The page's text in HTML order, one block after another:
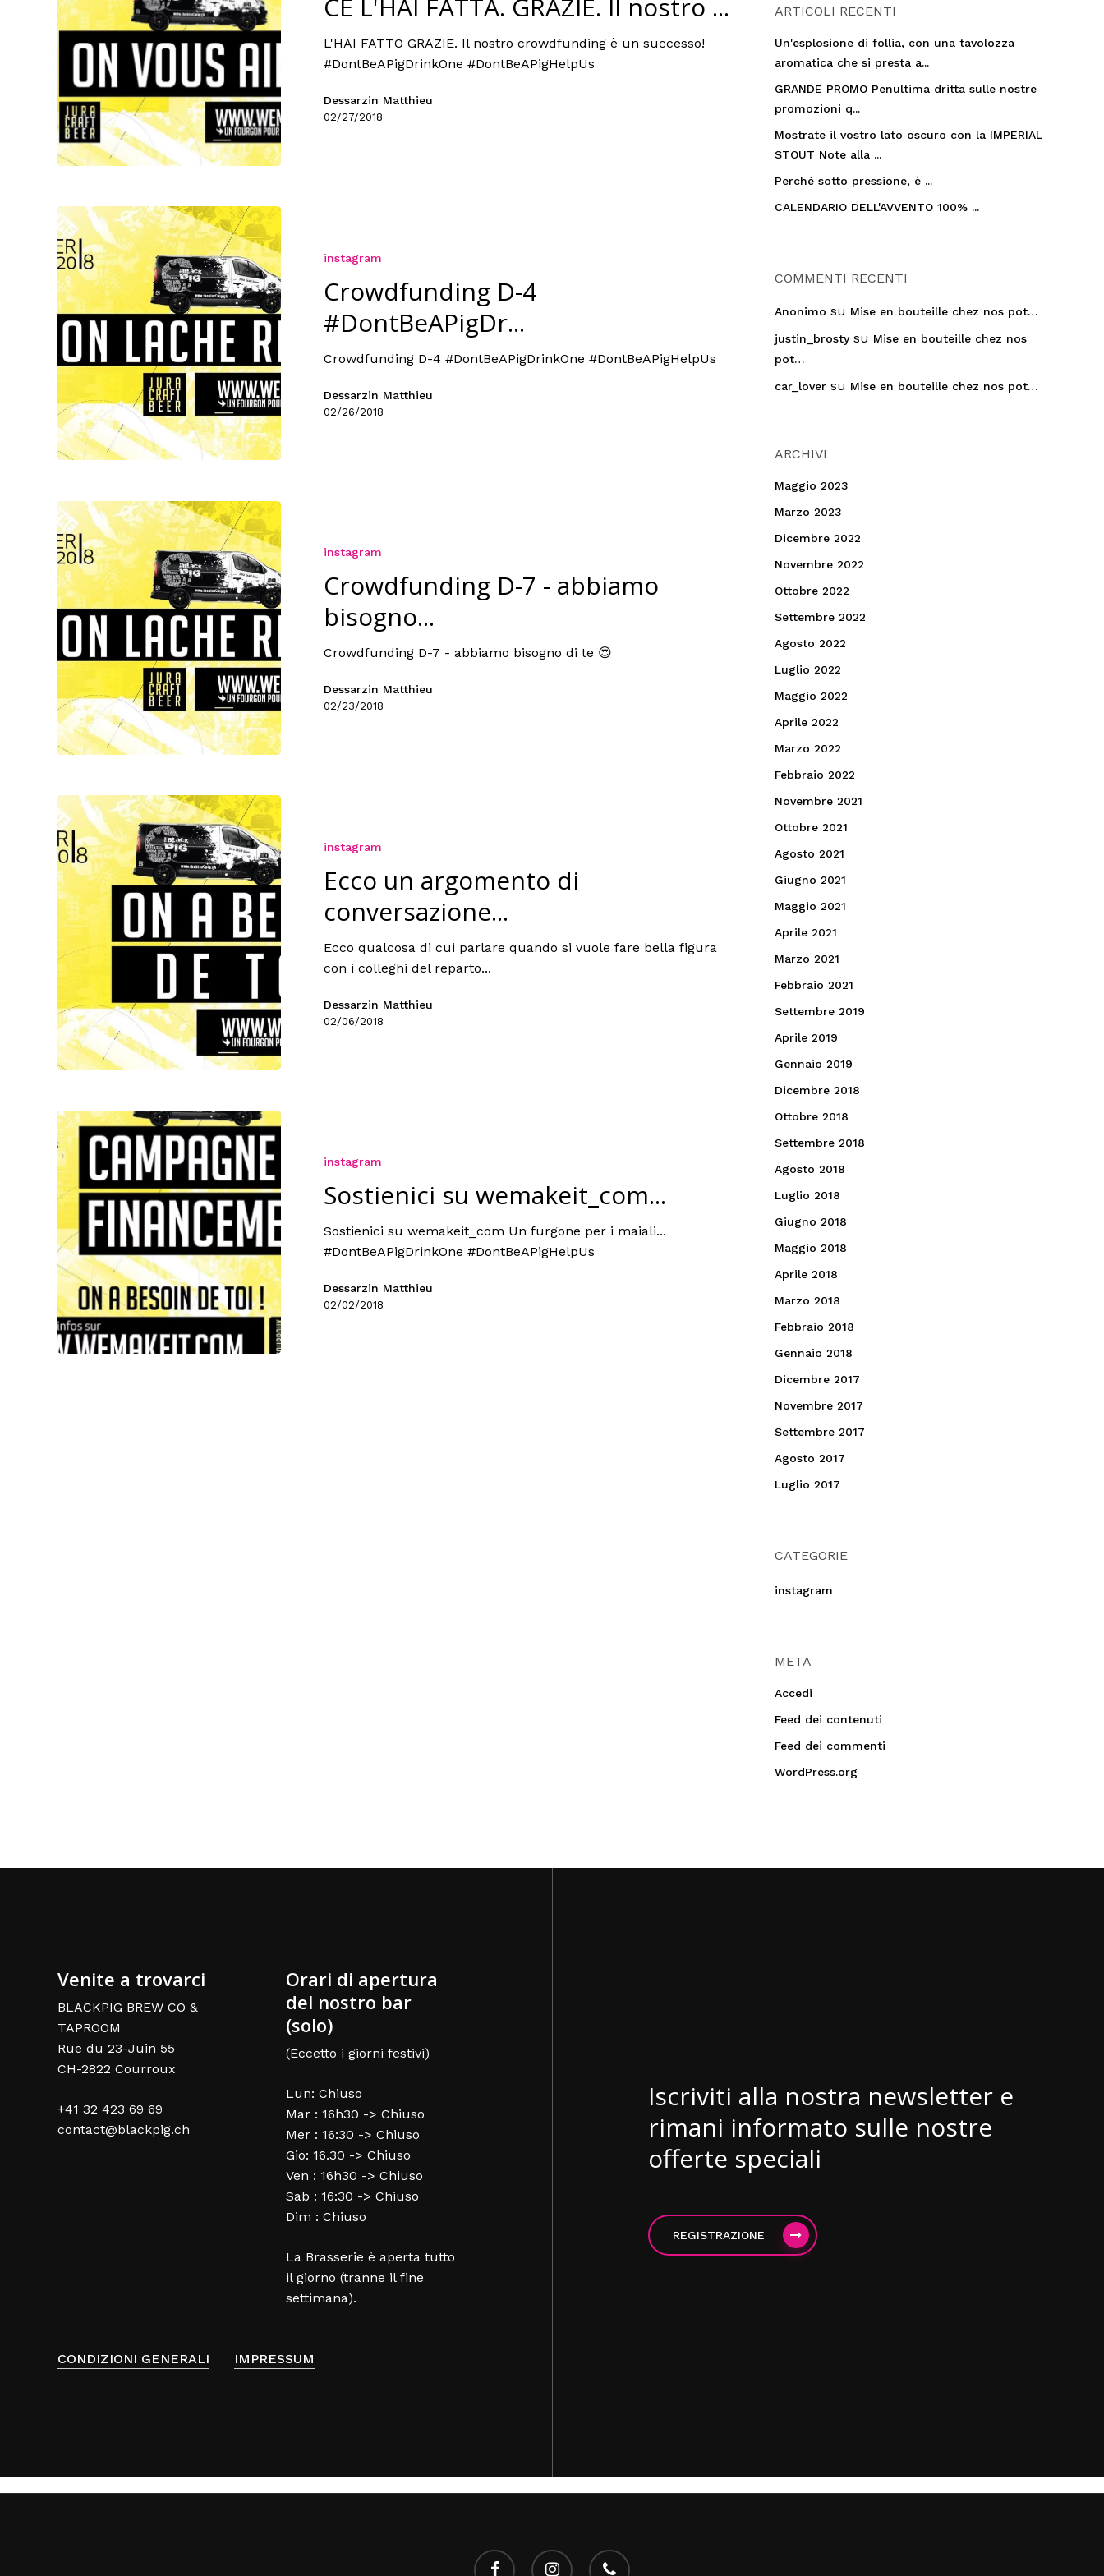
CE L'HAI FATTA. GRAZIE. Il nostro ...
L'HAI FATTO GRAZIE. Il nostro crowdfunding è un successo!
#DontBeAPigDrinkOne #DontBeAPigHelpUs
Dessarzin Matthieu
02/27/2018
instagram
Crowdfunding D-4
#DontBeAPigDr...
Crowdfunding D-4 #DontBeAPigDrinkOne #DontBeAPigHelpUs
Dessarzin Matthieu
02/26/2018
instagram
Crowdfunding D-7 - abbiamo
bisogno...
Crowdfunding D-7 - abbiamo bisogno di te 😍
Dessarzin Matthieu
02/23/2018
instagram
Ecco un argomento di
conversazione...
Ecco qualcosa di cui parlare quando si vuole fare bella figura
con i colleghi del reparto...
Dessarzin Matthieu
02/06/2018
instagram
Sostienici su wemakeit_com...
Sostienici su wemakeit_com Un furgone per i maiali...
#DontBeAPigDrinkOne #DontBeAPigHelpUs
Dessarzin Matthieu
02/02/2018
ARTICOLI RECENTI
Un'esplosione di follia, con una tavolozza
aromatica che si presta a...
GRANDE PROMO Penultima dritta sulle nostre
promozioni q...
Mostrate il vostro lato oscuro con la IMPERIAL
STOUT Note alla ...
Perché sotto pressione, è ...
CALENDARIO DELL'AVVENTO 100% ...
COMMENTI RECENTI
Anonimo su Mise en bouteille chez nos pot…
justin_brostysu Mise en bouteille chez nos
pot…
car_loversu Mise en bouteille chez nos pot…
ARCHIVI
Maggio 2023
Marzo 2023
Dicembre 2022
Novembre 2022
Ottobre 2022
Settembre 2022
Agosto 2022
Luglio 2022
Maggio 2022
Aprile 2022
Marzo 2022
Febbraio 2022
Novembre 2021
Ottobre 2021
Agosto 2021
Giugno 2021
Maggio 2021
Aprile 2021
Marzo 2021
Febbraio 2021
Settembre 2019
Aprile 2019
Gennaio 2019
Dicembre 2018
Ottobre 2018
Settembre 2018
Agosto 2018
Luglio 2018
Giugno 2018
Maggio 2018
Aprile 2018
Marzo 2018
Febbraio 2018
Gennaio 2018
Dicembre 2017
Novembre 2017
Settembre 2017
Agosto 2017
Luglio 2017
CATEGORIE
instagram
META
Accedi
Feed dei contenuti
Feed dei commenti
WordPress.org
Venite a trovarci
BLACKPIG BREW CO &
TAPROOM
Rue du 23-Juin 55
CH-2822 Courroux
+41 32 423 69 69
contact@blackpig.ch
Orari di apertura
del nostro bar
(solo)
(Eccetto i giorni festivi)
Lun: Chiuso
Mar : 16h30 -> Chiuso
Mer : 16:30 -> Chiuso
Gio: 16.30 -> Chiuso
Ven : 16h30 -> Chiuso
Sab : 16:30 -> Chiuso
Dim : Chiuso
La Brasserie è aperta tutto
il giorno (tranne il fine
settimana).
CONDIZIONI GENERALI IMPRESSUM
Iscriviti alla nostra newsletter e
rimani informato sulle nostre
offerte speciali
REGISTRAZIONE
facebook instagram telefono